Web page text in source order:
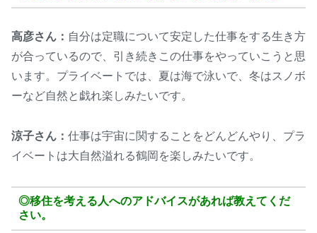
高彦さん： 自分は定職について安定した仕事をする生き方
が合っているので、引き続きこの仕事をやっていこうと思
います。プライベートでは、夏は海で泳いで、冬はスノボ
ーなど自然と戯れ楽しみたいです。
涼子さん： 仕事は宇宙に関することをどんどんやり、プラ
イベートは大自然溢れる鶴岡を楽しみたいです。
◎移住を考える人へのアドバイスがあれば教えてくだ
さい。